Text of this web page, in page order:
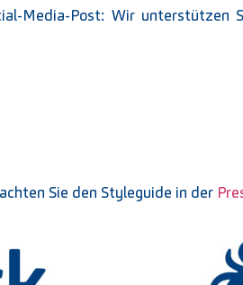
Media-Post: Wir
Sie den Styleguide in der